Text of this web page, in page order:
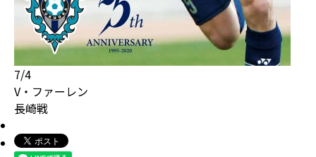
7/4
V・ファーレン
長崎戦